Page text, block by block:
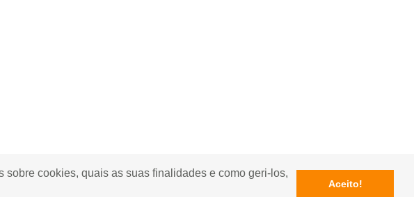
cookies, quais as suas finalidades e como geri-los,
Aceito!